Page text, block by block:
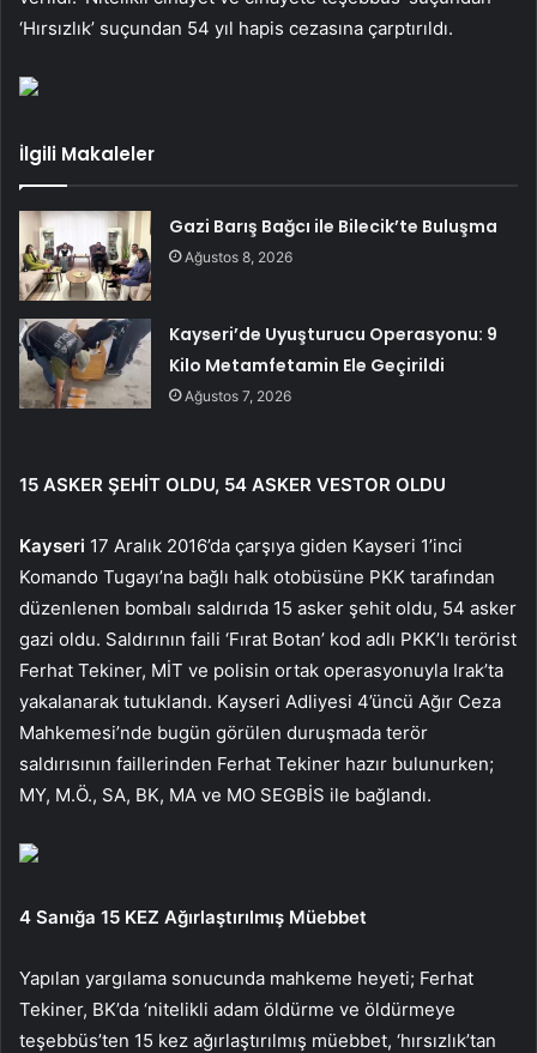
‘Hırsızlık’ suçundan 54 yıl hapis cezasına çarptırıldı.
İlgili Makaleler
Gazi Barış Bağcı ile Bilecik’te Buluşma
Ağustos 8, 2026
Kayseri’de Uyuşturucu Operasyonu: 9
Kilo Metamfetamin Ele Geçirildi
Ağustos 7, 2026
15 ASKER ŞEHİT OLDU, 54 ASKER VESTOR OLDU
Kayseri 17 Aralık 2016’da çarşıya giden Kayseri 1’inci
Komando Tugayı’na bağlı halk otobüsüne PKK tarafından
düzenlenen bombalı saldırıda 15 asker şehit oldu, 54 asker
gazi oldu. Saldırının faili ‘Fırat Botan’ kod adlı PKK’lı terörist
Ferhat Tekiner, MİT ve polisin ortak operasyonuyla Irak’ta
yakalanarak tutuklandı. Kayseri Adliyesi 4’üncü Ağır Ceza
Mahkemesi’nde bugün görülen duruşmada terör
saldırısının faillerinden Ferhat Tekiner hazır bulunurken;
MY, M.Ö., SA, BK, MA ve MO SEGBİS ile bağlandı.
4 Sanığa 15 KEZ Ağırlaştırılmış Müebbet
Yapılan yargılama sonucunda mahkeme heyeti; Ferhat
Tekiner, BK’da ‘nitelikli adam öldürme ve öldürmeye
teşebbüs’ten 15 kez ağırlaştırılmış müebbet, ‘hırsızlık’tan